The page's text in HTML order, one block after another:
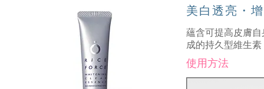
蘊含可提高皮膚
成的持久型維生
美白透亮・
使用方法